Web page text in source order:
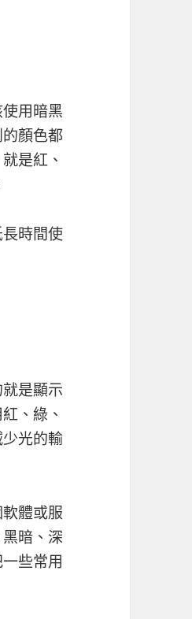
用暗黑
顏色都
是紅、
時間使
是顯示
、綠、
光的輸
體或服
暗、深
些常用